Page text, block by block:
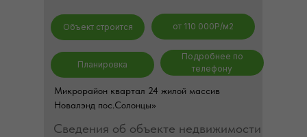
Сведения об объекте недвижимости
Объект строится от 110 000P/м2
Планировка
Подробнее по
телефону
Микрорайон квартал 24 жилой массив
Новалэнд пос.Солонцы»